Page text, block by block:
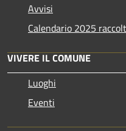
Avvisi
Calendario 2025
VIVERE IL COMUNE
Luoghi
Eventi